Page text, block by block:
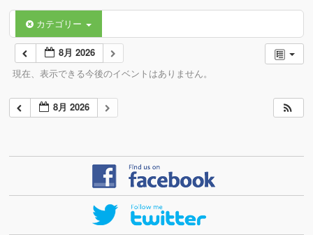
カテゴリー
8月 2026
現在、表示できる今後のイベントはありません。
8月 2026